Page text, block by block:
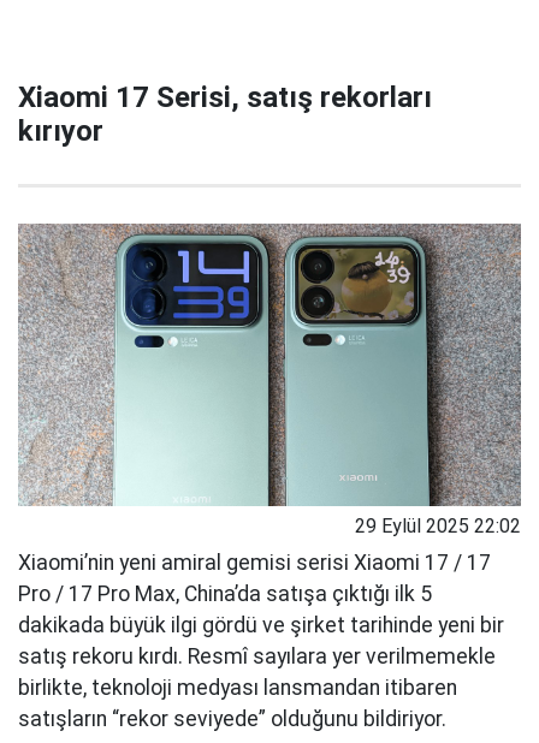
Xiaomi 17 Serisi, satış rekorları
kırıyor
29 Eylül 2025 22:02
Xiaomi’nin yeni amiral gemisi serisi Xiaomi 17 / 17
Pro / 17 Pro Max, China’da satışa çıktığı ilk 5
dakikada büyük ilgi gördü ve şirket tarihinde yeni bir
satış rekoru kırdı. Resmî sayılara yer verilmemekle
birlikte, teknoloji medyası lansmandan itibaren
satışların “rekor seviyede” olduğunu bildiriyor.